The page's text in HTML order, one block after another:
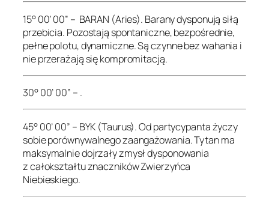
15° 00’ 00” – BARAN (Aries). Barany dysponują siłą
przebicia. Pozostają spontaniczne, bezpośrednie,
pełne polotu, dynamiczne. Są czynne bez wahania i
nie przerażają się kompromitacją.
30° 00’ 00” – .
45° 00’ 00” – BYK (Taurus). Od partycypanta życzy
sobie porównywalnego zaangażowania. Tytan ma
maksymalnie dojrzały zmysł dysponowania
z całokształtu znaczników Zwierzyńca
Niebieskiego.